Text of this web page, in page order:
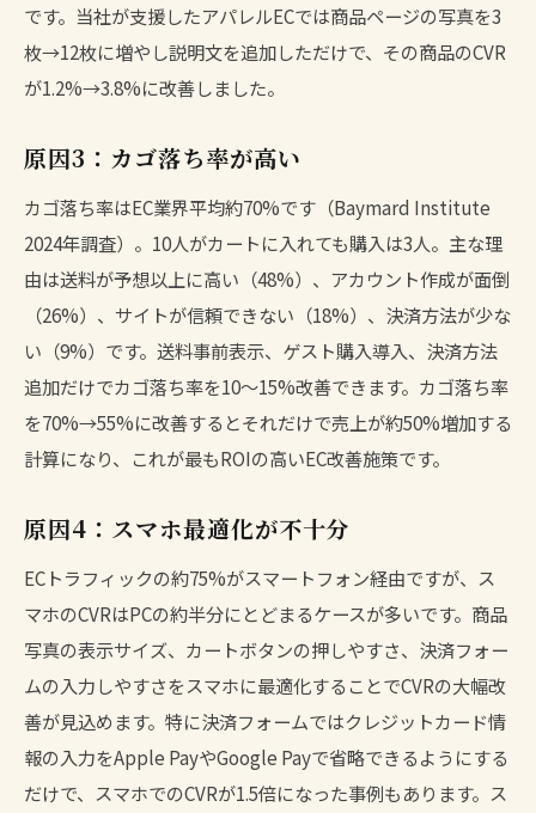
です。当社が支援したアパレルECでは商品ページの写真を3
枚→12枚に増やし説明文を追加しただけで、その商品のCVR
が1.2%→3.8%に改善しました。
原因3：カゴ落ち率が高い
カゴ落ち率はEC業界平均約70%です（Baymard Institute
2024年調査）。10人がカートに入れても購入は3人。主な理
由は送料が予想以上に高い（48%）、アカウント作成が面倒
（26%）、サイトが信頼できない（18%）、決済方法が少な
い（9%）です。送料事前表示、ゲスト購入導入、決済方法
追加だけでカゴ落ち率を10〜15%改善できます。カゴ落ち率
を70%→55%に改善するとそれだけで売上が約50%増加する
計算になり、これが最もROIの高いEC改善施策です。
原因4：スマホ最適化が不十分
ECトラフィックの約75%がスマートフォン経由ですが、ス
マホのCVRはPCの約半分にとどまるケースが多いです。商品
写真の表示サイズ、カートボタンの押しやすさ、決済フォー
ムの入力しやすさをスマホに最適化することでCVRの大幅改
善が見込めます。特に決済フォームではクレジットカード情
報の入力をApple PayやGoogle Payで省略できるようにする
だけで、スマホでのCVRが1.5倍になった事例もあります。 ス